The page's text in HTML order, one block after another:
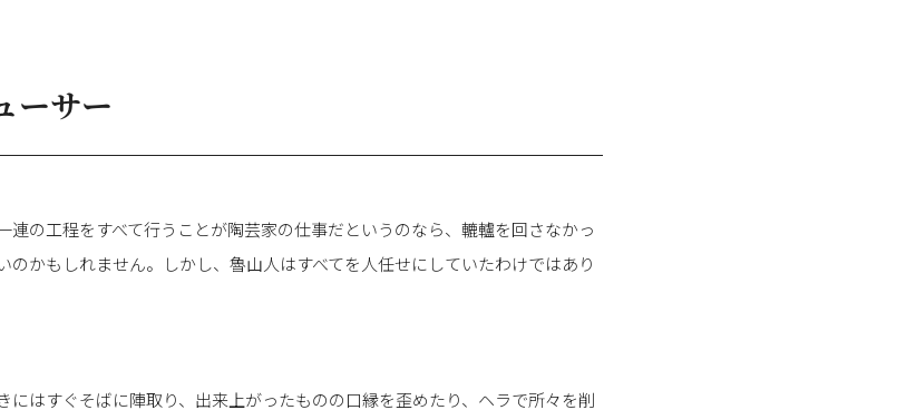
ーサー
の工程をすべて行うことが陶芸家の仕事だというのなら、轆轤を回さなかっ
のかもしれません。しかし、魯山人はすべてを人任せにしていたわけではあり
にはすぐそばに陣取り、出来上がったものの口縁を歪めたり、ヘラで所々を削